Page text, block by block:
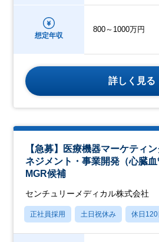
想定年収
800～1000万円
詳しく見る
【急募】医療機器マーケティ
ネジメント・事業開発（心臓
MGR候補
センチュリーメディカル株式会社
正社員採用 土日祝休み 休日120